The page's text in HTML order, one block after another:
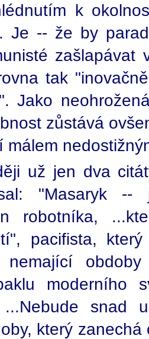
k
Je -- že by
zašlapávat
tak
Jako
zůstává
málem
už jen dva
"Masaryk
robotníka,
pacifista,
nemající
moderního
...Nebude snad
který